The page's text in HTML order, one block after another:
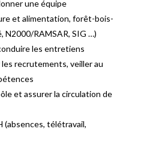
une équipe
et alimentation, forêt-bois-
N2000/RAMSAR, SIG …)
les entretiens
recrutements, veiller au
et assurer la circulation de
(absences, télétravail,